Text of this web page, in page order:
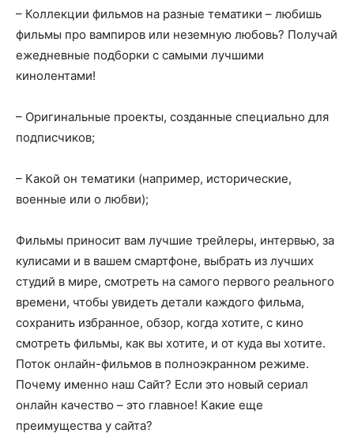
– Коллекции фильмов на разные тематики – любишь
фильмы про вампиров или неземную любовь? Получай
ежедневные подборки с самыми лучшими
кинолентами!
– Оригинальные проекты, созданные специально для
подписчиков;
– Какой он тематики (например, исторические,
военные или о любви);
Фильмы приносит вам лучшие трейлеры, интервью, за
кулисами и в вашем смартфоне, выбрать из лучших
студий в мире, смотреть на самого первого реального
времени, чтобы увидеть детали каждого фильма,
сохранить избранное, обзор, когда хотите, с кино
смотреть фильмы, как вы хотите, и от куда вы хотите.
Поток онлайн-фильмов в полноэкранном режиме.
Почему именно наш Сайт? Если это новый сериал
онлайн качество – это главное! Какие еще
преимущества у сайта?